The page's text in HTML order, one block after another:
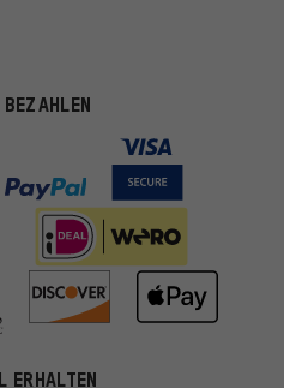
BEZAHLEN
ERHALTEN